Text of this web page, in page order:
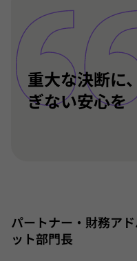
重大な決断に
ぎない安心を
パートナー・財務ア
ット部門長